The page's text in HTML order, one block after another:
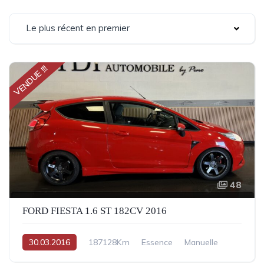
Le plus récent en premier
VENDUE !!!
48
FORD FIESTA 1.6 ST 182CV 2016
30.03.2016 187128Km Essence Manuelle